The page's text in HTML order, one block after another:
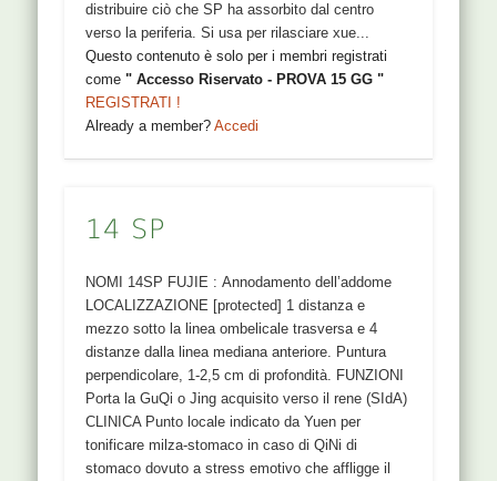
distribuire ciò che SP ha assorbito dal centro
verso la periferia. Si usa per rilasciare xue...
Questo contenuto è solo per i membri registrati
come" Accesso Riservato - PROVA 15 GG "
REGISTRATI !
Already a member?Accedi
14 SP
NOMI 14SP FUJIE : Annodamento dell’addome
LOCALIZZAZIONE [protected] 1 distanza e
mezzo sotto la linea ombelicale trasversa e 4
distanze dalla linea mediana anteriore. Puntura
perpendicolare, 1-2,5 cm di profondità. FUNZIONI
Porta la GuQi o Jing acquisito verso il rene (SIdA)
CLINICA Punto locale indicato da Yuen per
tonificare milza-stomaco in caso di QiNi di
stomaco dovuto a stress emotivo che affligge il